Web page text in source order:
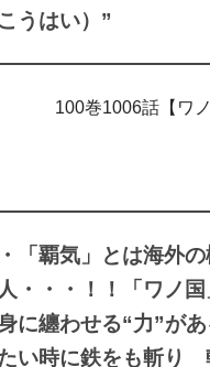
うはい）”
100巻1006話【ワ
「覇気」とは海外
・・・！！「ワノ
に纏わせる“力”が
い時に鉄をも斬り